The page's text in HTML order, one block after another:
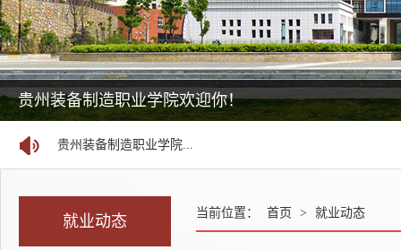
国家24365大学生就业服务平台
贵州装备制造职业学院欢迎你！
贵州装备制造职业学院...
贵州装备制造职业学院...
贵州装备制造职业学院...
就业动态 当前位置： 首页 > 就业动态